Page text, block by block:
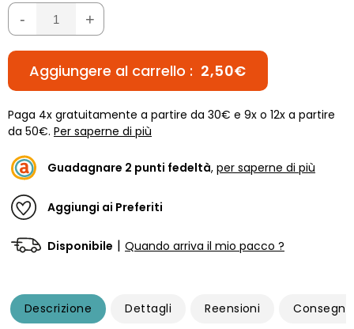
- +
Aggiungere al carrello : 2,50€
Paga 4x gratuitamente a partire da 30€ e 9x o 12x a partire
da 50€. Per saperne di più
Guadagnare 2 punti fedeltà, per saperne di più
Aggiungi ai Preferiti
Disponibile | Quando arriva il mio pacco ?
Descrizione Dettagli Reensioni Consegna